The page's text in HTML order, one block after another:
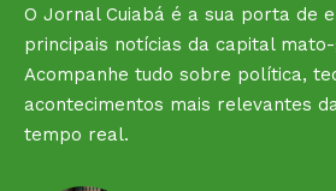
O Jornal Cuiabá é a sua porta de
principais notícias da capital
Acompanhe tudo sobre política,
acontecimentos mais relevantes
tempo real.